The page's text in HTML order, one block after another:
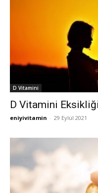
D Vitamini
D Vitamini
eniyivitamin - 29 Eylül 2021